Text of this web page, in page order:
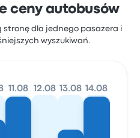
ceny autobusów
stronę dla jednego pasażera i
wyszukiwań.
11.08 12.08 13.08 14.08